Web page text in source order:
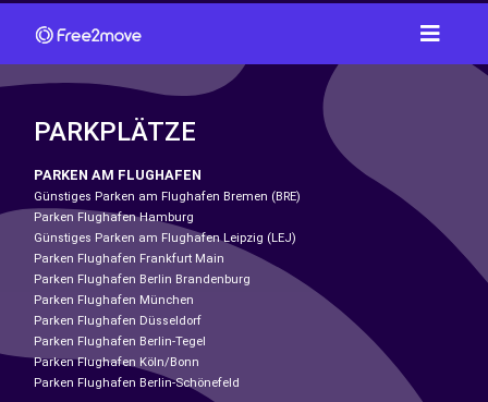
PARKPLÄTZE
PARKEN AM FLUGHAFEN
Günstiges Parken am Flughafen Bremen (BRE)
Parken Flughafen Hamburg
Günstiges Parken am Flughafen Leipzig (LEJ)
Parken Flughafen Frankfurt Main
Parken Flughafen Berlin Brandenburg
Parken Flughafen München
Parken Flughafen Düsseldorf
Parken Flughafen Berlin-Tegel
Parken Flughafen Köln/Bonn
Parken Flughafen Berlin-Schönefeld